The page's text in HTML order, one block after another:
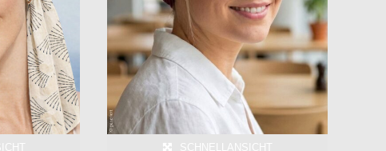
SCHNELLANSICHT